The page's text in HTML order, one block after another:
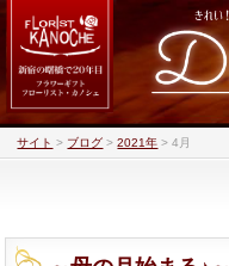
サイト > ブログ >2021年 >4月